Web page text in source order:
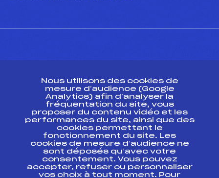
Ressources
Pass’Neige
Projet sportif fédéral
Projet de performance fédéral
Antidopage
Pôle Développement, Formation, Suivi
Scientifique
Nous utilisons des cookies de
mesure d’audience (Google
Analytics) afin d’analyser la
fréquentation du site, vous
proposer du contenu vidéo et les
performances du site, ainsi que des
cookies permettant le
fonctionnement du site. Les
cookies de mesure d’audience ne
sont déposés qu’avec votre
consentement. Vous pouvez
accepter, refuser ou personnaliser
vos choix à tout moment. Pour